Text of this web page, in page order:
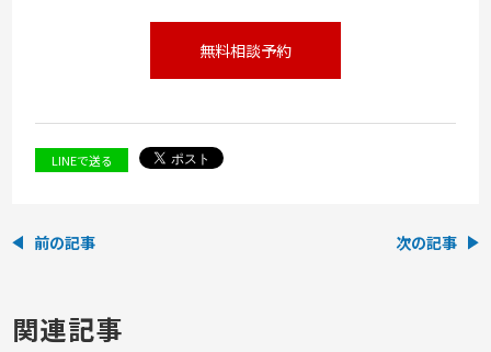
無料相談予約
LINEで送る
前の記事 次の記事
関連記事